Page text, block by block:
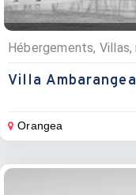
Hébergements,
Villa Ambarangea
Orangea